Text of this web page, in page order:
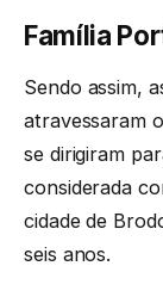
Família
Sendo assim,
atravessaram
se dirigiram
considerada
cidade de
seis anos.